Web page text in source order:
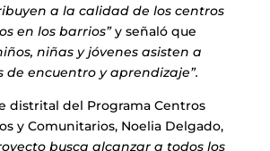
a la calidad de los centros
en los barrios”y señaló que
niñas y jóvenes asisten a
de encuentro y aprendizaje”.
distrital del Programa Centros
y Comunitarios, Noelia Delgado,
busca alcanzar a todos los